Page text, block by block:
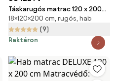
Táskarugós matrac 120 x 200
cm SOMMERA 18 cm
Matracvédő: Matracvédő
nélkül
18×120×200 cm, rugós, hab
(9)
Raktáron